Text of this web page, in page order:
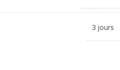
3 jours